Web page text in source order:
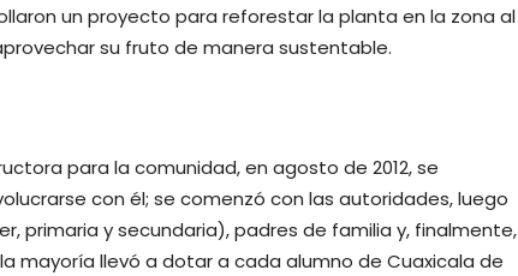
un proyecto para reforestar la planta en la zona al
su fruto de manera sustentable.
para la comunidad, en agosto de 2012, se
con él; se comenzó con las autoridades, luego
primaria y secundaria), padres de familia y, finalmente,
mayoría llevó a dotar a cada alumno de Cuaxicala de